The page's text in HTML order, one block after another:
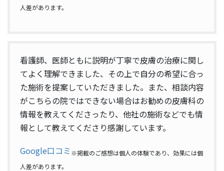
人差があります。
看護師、医師ともに説明が丁寧で皮膚の治療に関し
てよく理解できました、その上で自分の希望に合っ
た施術を提案していただきました。また、相談内容
がこちらの院ではできない場合はお勧めの皮膚科の
情報を教えてくださったり、他社の施術などでも情
報として教えてくださり感謝しています。
Google口コミ ※掲載のご感想は個人の体験であり、効果には個
人差があります。